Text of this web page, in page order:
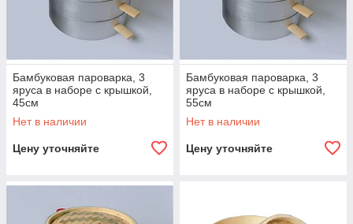
Бамбуковая пароварка, 3
яруса в наборе с крышкой,
45см
Нет в наличии
Цену уточняйте
Бамбуковая пароварка, 3
яруса в наборе с крышкой,
55см
Нет в наличии
Цену уточняйте